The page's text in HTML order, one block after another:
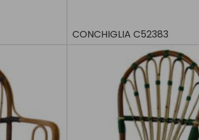
CONCHIGLIA C52383